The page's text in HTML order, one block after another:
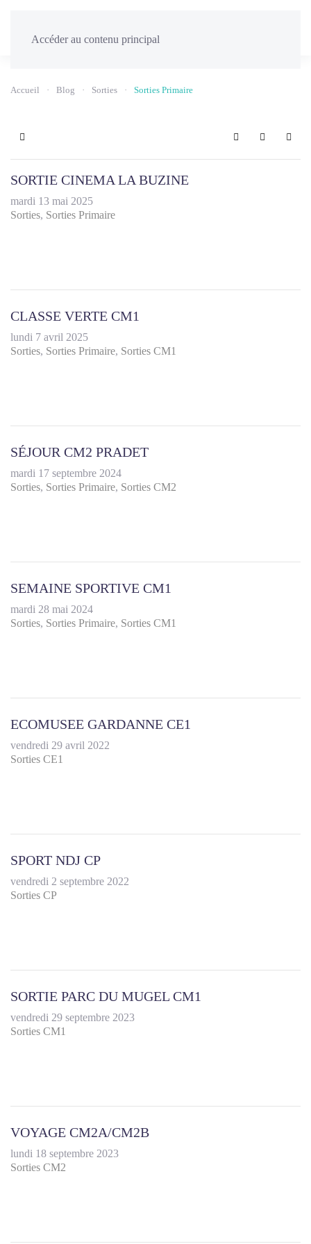
Accéder au contenu principal
Accueil Blog Sorties Sorties Primaire
Home SearchSign In
SORTIE CINEMA LA BUZINE
mardi 13 mai 2025
Sorties Sorties Primaire
CLASSE VERTE CM1
lundi 7 avril 2025
Sorties Sorties Primaire Sorties CM1
SÉJOUR CM2 PRADET
mardi 17 septembre 2024
Sorties Sorties Primaire Sorties CM2
SEMAINE SPORTIVE CM1
mardi 28 mai 2024
Sorties Sorties Primaire Sorties CM1
ECOMUSEE GARDANNE CE1
vendredi 29 avril 2022
Sorties CE1
SPORT NDJ CP
vendredi 2 septembre 2022
Sorties CP
SORTIE PARC DU MUGEL CM1
vendredi 29 septembre 2023
Sorties CM1
VOYAGE CM2A/CM2B
lundi 18 septembre 2023
Sorties CM2